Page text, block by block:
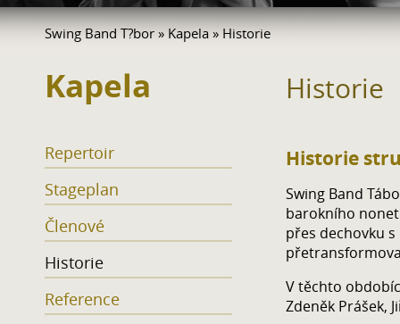
Swing Band T?bor » Kapela » Historie
Kapela
Repertoir
Stageplan
Členové
Historie
Reference
Historie
Historie
Swing Band
barokního
přes dechovku
V těchto
Zdeněk Prášek,